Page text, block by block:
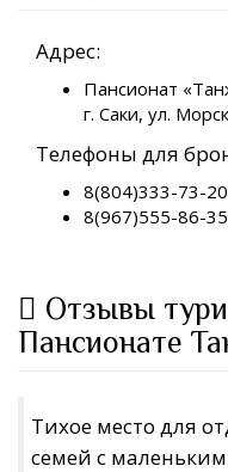
Адрес:
Пансионат
г. Саки, ул.
Телефоны для
8(804)333-73-20
8(967)555-86-35
Отзывы
Пансионате
Тихое место для
семей с